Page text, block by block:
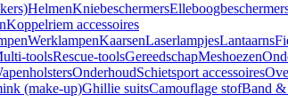
HelmenKniebeschermers
Koppelriem accessoires
WerklampenKaarsenLaserlampjesLantaarns
toolsRescue-toolsGereedschapMeshoezen
OnderhoudSchietsport accessoires
(make-up)Ghillie suitsCamouflage stofBand &